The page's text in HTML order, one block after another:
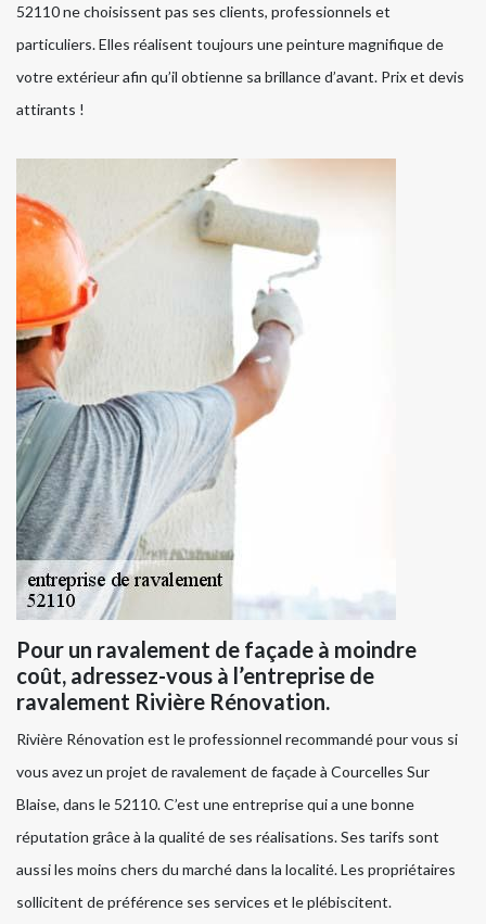
52110 ne choisissent pas ses clients, professionnels et
particuliers. Elles réalisent toujours une peinture magnifique de
votre extérieur afin qu’il obtienne sa brillance d’avant. Prix et devis
attirants !
Pour un ravalement de façade à moindre
coût, adressez-vous à l’entreprise de
ravalement Rivière Rénovation.
Rivière Rénovation est le professionnel recommandé pour vous si
vous avez un projet de ravalement de façade à Courcelles Sur
Blaise, dans le 52110. C’est une entreprise qui a une bonne
réputation grâce à la qualité de ses réalisations. Ses tarifs sont
aussi les moins chers du marché dans la localité. Les propriétaires
sollicitent de préférence ses services et le plébiscitent.